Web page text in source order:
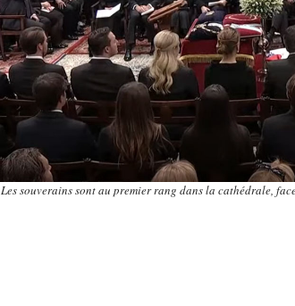
Les souverains sont au premier rang dans la cathédrale,